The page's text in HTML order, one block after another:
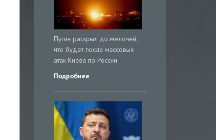
Путин раскрыл до мелочей,
что будет после массовых
атак Киева по России
Подробнее